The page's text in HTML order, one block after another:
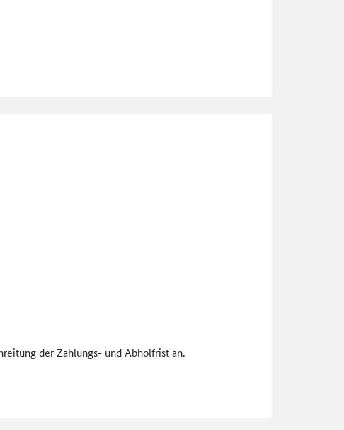
der Zahlungs- und Abholfrist an.